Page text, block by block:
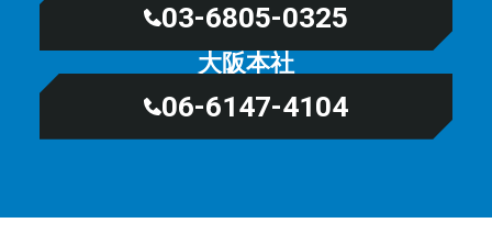
03-6805-0325
大阪本社
06-6147-4104